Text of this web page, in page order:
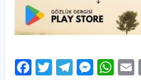
Facebook
Twitter